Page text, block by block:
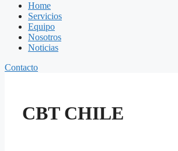
Home
Servicios
Equipo
Nosotros
Noticias
Contacto
CBT CHILE